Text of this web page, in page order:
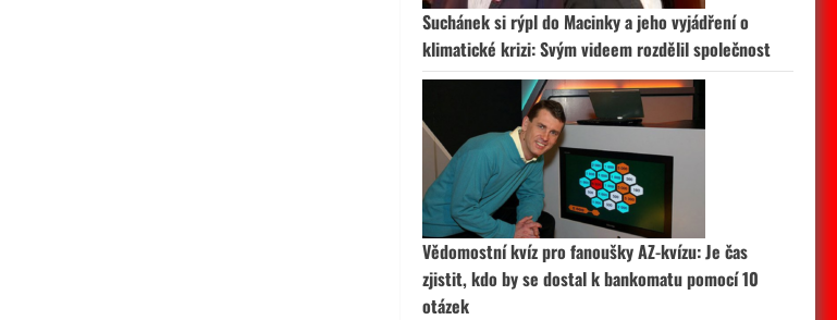
Suchánek si rýpl do Macinky a jeho vyjádření o
klimatické krizi: Svým videem rozdělil společnost
Vědomostní kvíz pro fanoušky AZ-kvízu: Je čas
zjistit, kdo by se dostal k bankomatu pomocí 10
otázek